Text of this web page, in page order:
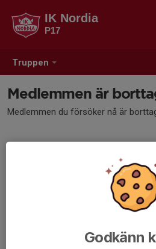
Truppen
IK Nordia
P17
Medlemmen är
Medlemmen du försöker nå är
Godkänn